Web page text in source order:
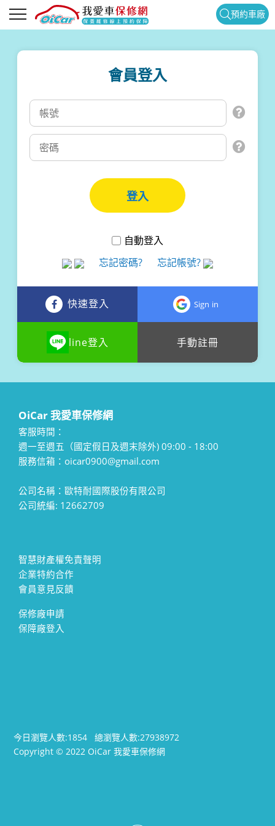
預約車廠
會員登入
自動登入
忘記密碼?
忘記帳號?
快速登入 Sign in
line登入 手動註冊
OiCar 我愛車保修網
客服時間：
週一至週五（國定假日及週末除外) 09:00 - 18:00
服務信箱：oicar0900@gmail.com
公司名稱：歐特耐國際股份有限公司
公司統編: 12662709
智慧財產權免責聲明
企業特約合作
會員意見反饋
保修廠申請
保障廠登入
今日瀏覽人數:1854總瀏覽人數:27938972
Copyright © 2022 OiCar 我愛車保修網